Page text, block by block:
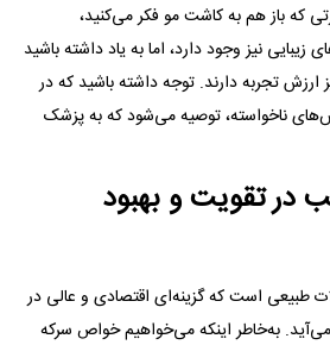
که باز هم به کاشت مو فکر می‌کنید،
نیز وجود دارد، اما به یاد داشته باشید
ارزش تجربه دارند. توجه داشته باشید که در
ناخواسته، توصیه می‌شود که به پزشک
تقویت و بهبود
طبیعی است که گزینه‌ای اقتصادی و عالی در
می‌آید. به‌خاطر اینکه می‌خواهیم خواص سرکه